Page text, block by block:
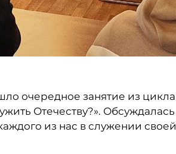
очередное занятие из цикла
Отечеству?». Обсуждалась
из нас в служении своей